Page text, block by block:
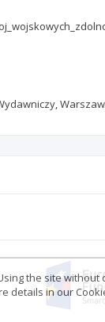
the site without
details in our